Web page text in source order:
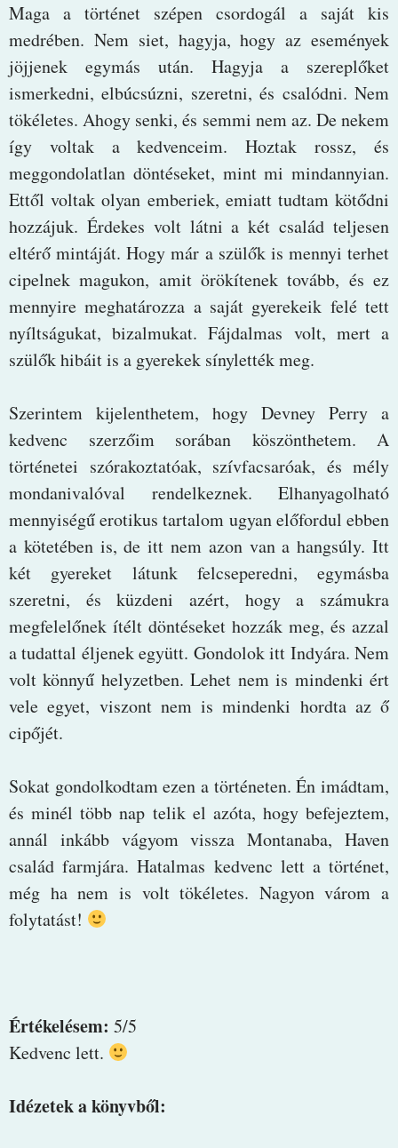
Maga a történet szépen csordogál a saját kis
medrében. Nem siet, hagyja, hogy az események
jöjjenek egymás után. Hagyja a szereplőket
ismerkedni, elbúcsúzni, szeretni, és csalódni. Nem
tökéletes. Ahogy senki, és semmi nem az. De nekem
így voltak a kedvenceim. Hoztak rossz, és
meggondolatlan döntéseket, mint mi mindannyian.
Ettől voltak olyan emberiek, emiatt tudtam kötődni
hozzájuk. Érdekes volt látni a két család teljesen
eltérő mintáját. Hogy már a szülők is mennyi terhet
cipelnek magukon, amit örökítenek tovább, és ez
mennyire meghatározza a saját gyerekeik felé tett
nyíltságukat, bizalmukat. Fájdalmas volt, mert a
szülők hibáit is a gyerekek sínylették meg.
Szerintem kijelenthetem, hogy Devney Perry a
kedvenc szerzőim sorában köszönthetem. A
történetei szórakoztatóak, szívfacsaróak, és mély
mondanivalóval rendelkeznek. Elhanyagolható
mennyiségű erotikus tartalom ugyan előfordul ebben
a kötetében is, de itt nem azon van a hangsúly. Itt
két gyereket látunk felcseperedni, egymásba
szeretni, és küzdeni azért, hogy a számukra
megfelelőnek ítélt döntéseket hozzák meg, és azzal
a tudattal éljenek együtt. Gondolok itt Indyára. Nem
volt könnyű helyzetben. Lehet nem is mindenki ért
vele egyet, viszont nem is mindenki hordta az ő
cipőjét.
Sokat gondolkodtam ezen a történeten. Én imádtam,
és minél több nap telik el azóta, hogy befejeztem,
annál inkább vágyom vissza Montanaba, Haven
család farmjára. Hatalmas kedvenc lett a történet,
még ha nem is volt tökéletes. Nagyon várom a
folytatást!
Értékelésem: 5/5
Kedvenc lett.
Idézetek a könyvből: